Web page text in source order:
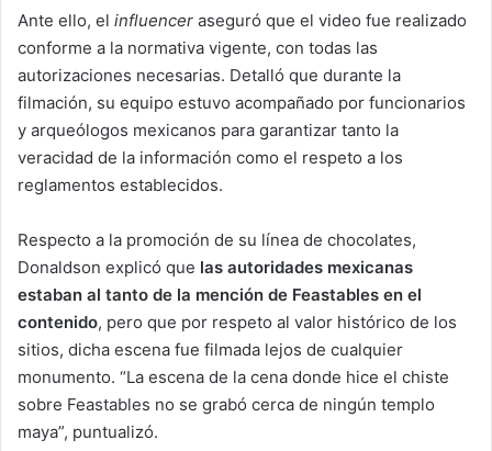
Ante ello, el influencer aseguró que el video fue realizado
conforme a la normativa vigente, con todas las
autorizaciones necesarias. Detalló que durante la
filmación, su equipo estuvo acompañado por funcionarios
y arqueólogos mexicanos para garantizar tanto la
veracidad de la información como el respeto a los
reglamentos establecidos.
Respecto a la promoción de su línea de chocolates,
Donaldson explicó que las autoridades mexicanas
estaban al tanto de la mención de Feastables en el
contenido, pero que por respeto al valor histórico de los
sitios, dicha escena fue filmada lejos de cualquier
monumento. “La escena de la cena donde hice el chiste
sobre Feastables no se grabó cerca de ningún templo
maya”, puntualizó.